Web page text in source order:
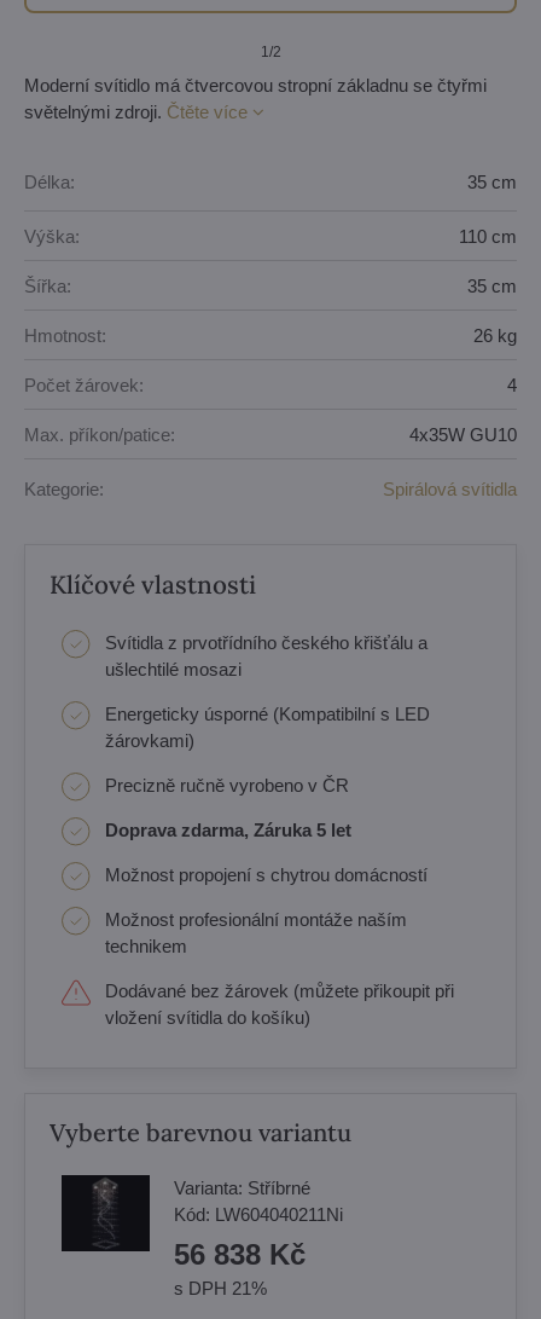
1/2
Moderní svítidlo má čtvercovou stropní základnu se čtyřmi
světelnými zdroji. Čtěte více
Délka: 35 cm
Výška: 110 cm
Šířka: 35 cm
Hmotnost: 26 kg
Počet žárovek: 4
Max. příkon/patice: 4x35W GU10
Kategorie: Spirálová svítidla
Klíčové vlastnosti
Svítidla z prvotřídního českého křišťálu a
ušlechtilé mosazi
Energeticky úsporné (Kompatibilní s LED
žárovkami)
Precizně ručně vyrobeno v ČR
Doprava zdarma, Záruka 5 let
Možnost propojení s chytrou domácností
Možnost profesionální montáže naším
technikem
Dodávané bez žárovek (můžete přikoupit při
vložení svítidla do košíku)
Vyberte barevnou variantu
Varianta: Stříbrné
Kód: LW604040211Ni
56 838 Kč
s DPH 21%